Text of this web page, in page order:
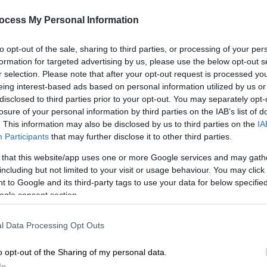
My Personal Information
opt-out of the sale, sharing to third parties, or processing of your
for targeted advertising by us, please use the below opt-out
selection. Please note that after your opt-out request is processed
interest-based ads based on personal information utilized by us
to third parties prior to your opt-out. You may separately
of your personal information by third parties on the IAB’s list of
This information may also be disclosed by us to third parties on the
Participants that may further disclose it to other third parties.
that this website/app uses one or more Google services and may
but not limited to your visit or usage behaviour. You may
to Google and its third-party tags to use your data for below
consent section.
Data Processing Opt Outs
opt-out of the Sharing of my personal data.
το ΕΘΝΟΣ στη Google
, καθώς τοβαρομετρικό χαμηλόπου
του Σαββατοκύριακου, μετέφερε
είχε ως αποτέλεσμα την άνοδο
δορυφόρου Meteosat-11,